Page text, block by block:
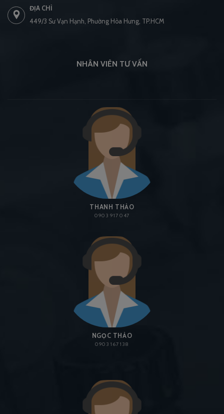
ĐỊA CHỈ
449/3 Sư Vạn Hạnh, Phường Hòa Hưng, TP.HCM
NHÂN VIÊN TƯ VẤN
THANH THẢO
0903 917 047
NGỌC THẢO
0903 167 138